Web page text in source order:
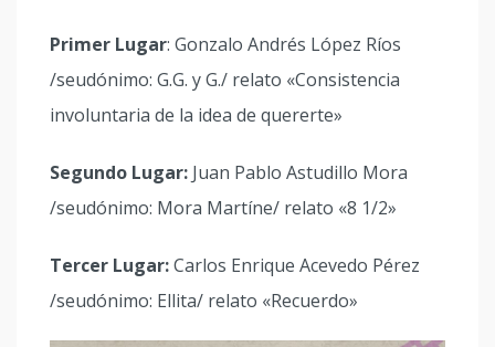
Primer Lugar: Gonzalo Andrés López Ríos
/seudónimo: G.G. y G./ relato «Consistencia
involuntaria de la idea de quererte»
Segundo Lugar: Juan Pablo Astudillo Mora
/seudónimo: Mora Martíne/ relato «8 1/2»
Tercer Lugar:Carlos Enrique Acevedo Pérez
/seudónimo: Ellita/ relato «Recuerdo»